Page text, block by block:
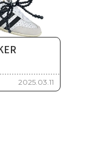
2025.03.11